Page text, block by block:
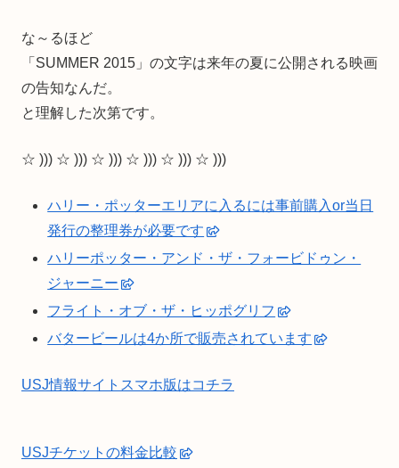
な～るほど
「SUMMER 2015」の文字は来年の夏に公開される映画
の告知なんだ。
と理解した次第です。
☆ ))) ☆ ))) ☆ ))) ☆ ))) ☆ ))) ☆ )))
ハリー・ポッターエリアに入るには事前購入or当日
発行の整理券が必要です
ハリーポッター・アンド・ザ・フォービドゥン・
ジャーニー
フライト・オブ・ザ・ヒッポグリフ
バタービールは4か所で販売されています
USJ情報サイトスマホ版はコチラ
USJチケットの料金比較